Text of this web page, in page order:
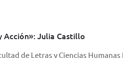
Acción»: Julia Castillo
de Letras y Ciencias